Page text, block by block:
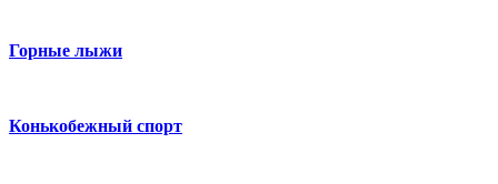
Горные лыжи
Конькобежный спорт